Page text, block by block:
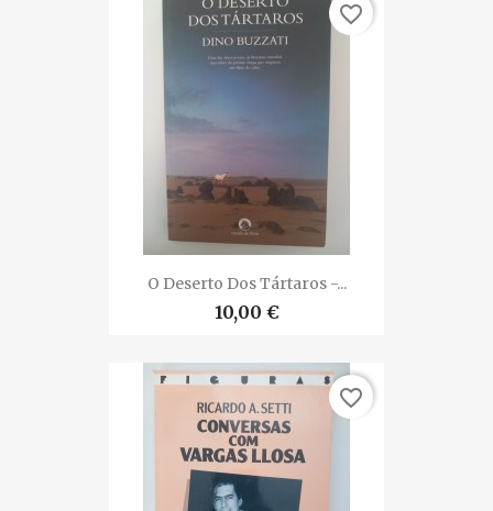
O Deserto Dos Tártaros -...
10,00 €
favorite_border
favorite_border